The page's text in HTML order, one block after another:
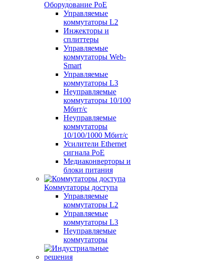
Оборудование PoE
Управляемые
коммутаторы L2
Инжекторы и
сплиттеры
Управляемые
коммутаторы Web-
Smart
Управляемые
коммутаторы L3
Неуправляемые
коммутаторы 10/100
Мбит/с
Неуправляемые
коммутаторы
10/100/1000 Мбит/с
Усилители Ethernet
сигнала PoE
Медиаконверторы и
блоки питания
Коммутаторы доступа
Управляемые
коммутаторы L2
Управляемые
коммутаторы L3
Неуправляемые
коммутаторы